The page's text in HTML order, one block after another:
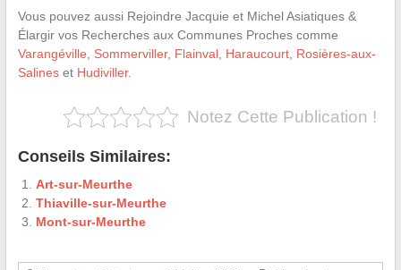
Vous pouvez aussi Rejoindre Jacquie et Michel Asiatiques &
Élargir vos Recherches aux Communes Proches comme
Varangéville
Sommerviller, Flainval, Haraucourt, Rosières-aux-
Salineset Hudiviller.
Notez Cette Publication !
Conseils Similaires:
Art-sur-Meurthe
Thiaville-sur-Meurthe
Mont-sur-Meurthe